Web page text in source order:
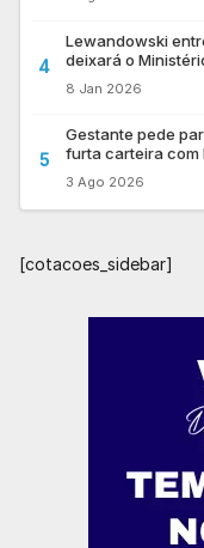
4
Lewandowski
deixará o
8 Jan 2026
5
Gestante pede
furta carteira com
3 Ago 2026
[cotacoes_sidebar]